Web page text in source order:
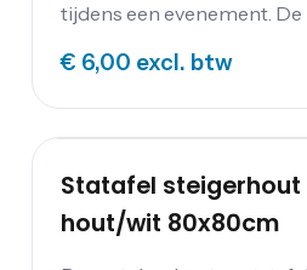
tijdens een evenement.
gebruik, maar tevens
137x145cm Diner tafels:
122x76cm (4 personen)
183x76cm (6 personen)
personen) Tafel rond
€ 6,00 excl. btw
Statafel steigerhout
hout/wit 80x80cm